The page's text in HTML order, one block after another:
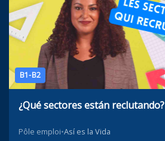
B1-B2
¿Qué sectores están reclutando?
Pôle emploi•Así es la Vida